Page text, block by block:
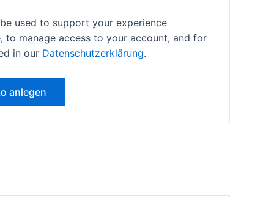
used to support your experience
to manage access to your account, and for
in our Datenschutzerklärung.
anlegen